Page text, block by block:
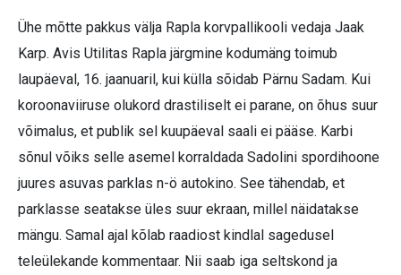
Ühe mõtte pakkus välja Rapla korvpallikooli vedaja Jaak
Karp. Avis Utilitas Rapla järgmine kodumäng toimub
laupäeval, 16. jaanuaril, kui külla sõidab Pärnu Sadam. Kui
koroonaviiruse olukord drastiliselt ei parane, on õhus suur
võimalus, et publik sel kuupäeval saali ei pääse. Karbi
sõnul võiks selle asemel korraldada Sadolini spordihoone
juures asuvas parklas n-ö autokino. See tähendab, et
parklasse seatakse üles suur ekraan, millel näidatakse
mängu. Samal ajal kõlab raadiost kindlal sagedusel
teleülekande kommentaar. Nii saab iga seltskond ja